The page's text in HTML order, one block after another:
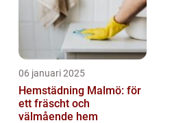
06 januari 2025
Hemstädning Malmö: för
ett fräscht och
välmående hem